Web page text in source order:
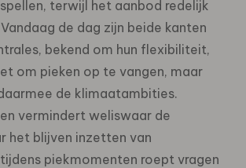
terwijl het aanbod redelijk
de dag zijn beide kanten
bekend om hun flexibiliteit,
om pieken op te vangen, maar
de klimaatambities.
vermindert weliswaar de
het blijven inzetten van
piekmomenten roept vragen